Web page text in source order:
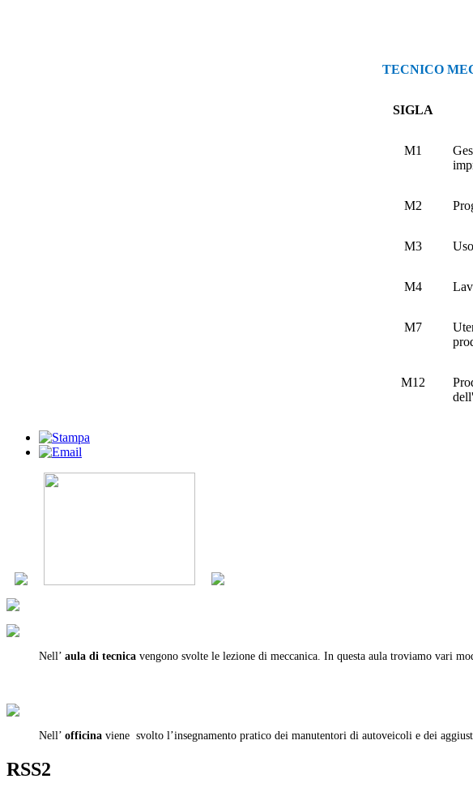
TECNICO
SIGLA
M1
M2
M3
M4
M7
M12
Nell’ aula di tecnica vengono svolte le lezione di meccanica. In questa aula troviamo vari
Nell’ officina viene svolto l’insegnamento pratico dei manutentori di autoveicoli e dei
RSS2